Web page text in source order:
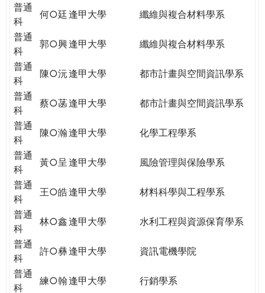
普通
科
何○廷逢甲大學
纖維與複合材料學系
普通
科
郭○興逢甲大學
纖維與複合材料學系
普通
科
陳○沅逢甲大學
都市計畫與空間資訊學系
普通
科
蔡○菡逢甲大學
都市計畫與空間資訊學系
普通
科
陳○瀚逢甲大學
化學工程學系
普通
科
黃○呈 逢甲大學
風險管理與保險學系
普通
科
王○皓逢甲大學
材料科學與工程學系
普通
科
林○鑫逢甲大學
水利工程與資源保育學系
普通
科
許○彝逢甲大學
資訊電機學院
普通
科
練○翰逢甲大學
行銷學系